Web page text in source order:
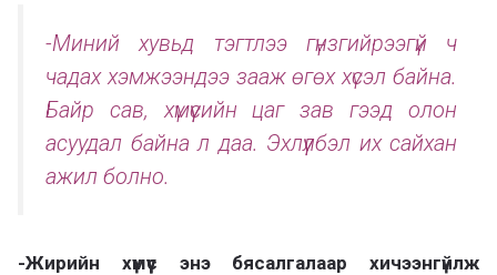
-Миний хувьд тэгтлээ гүнзгийрээгүй ч
чадах хэмжээндээ зааж өгөх хүсэл байна.
Байр сав, хүмүүсийн цаг зав гээд олон
асуудал байна л даа. Эхлүүлбэл их сайхан
ажил болно.
-Жирийн хүмүүс энэ бясалгалаар хичээнгүйлж